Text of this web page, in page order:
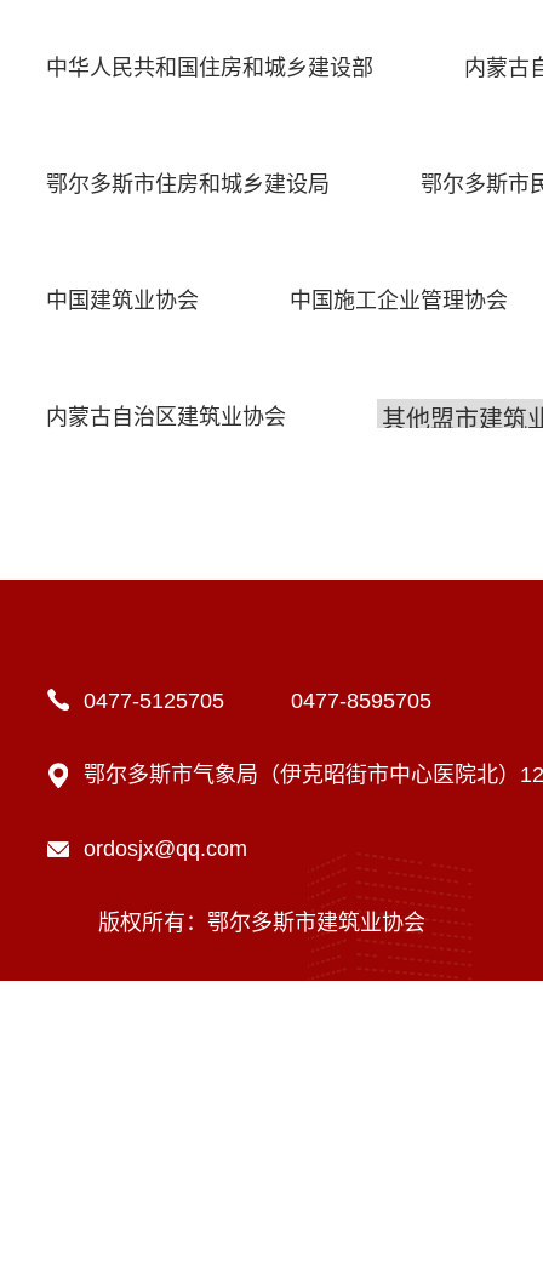
中华人民共和国住房和城乡建设部 内蒙古
鄂尔多斯市住房和城乡建设局 鄂尔多斯市
中国建筑业协会 中国施工企业管理协会
内蒙古自治区建筑业协会
0477-5125705 0477-8595705
鄂尔多斯市气象局（伊克昭街市中心医院北）
ordosjx@qq.com
版权所有：鄂尔多斯市建筑业协会